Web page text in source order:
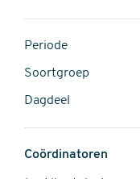
Periode
Soortgroep
Dagdeel
Coördinatoren